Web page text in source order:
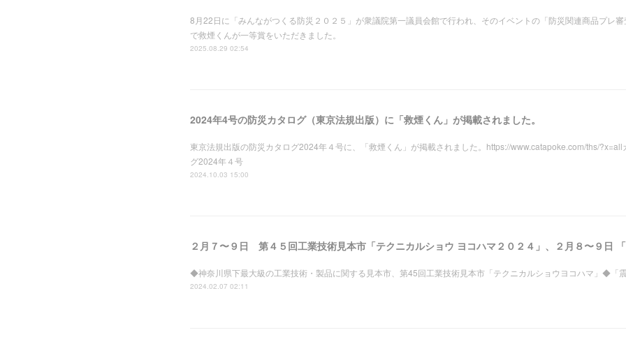
8月22日に「みんながつくる防災２０２５」が衆議院第一議員会館で行われ、そのイベントの「防災関連商品プレ
で救煙くんが一等賞をいただきました。
2025.08.29 02:54
2024年4号の防災カタログ（東京法規出版）に「救煙くん」が掲載されました。
東京法規出版の防災カタログ2024年４号に、「救煙くん」が掲載されました。https://www.catapoke.com/ths/?x=all
グ2024年４号
2024.10.03 15:00
◆神奈川県下最大級の工業技術・製品に関する見本市、第45回工業技術見本市「テクニカルショウヨコハマ」◆「
2024.02.07 02:11